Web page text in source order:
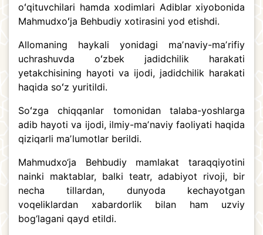
oʻqituvchilari hamda xodimlari Adiblar xiyobonida
Mahmudxoʻja Behbudiy xotirasini yod etishdi.
Allomaning haykali yonidagi maʼnaviy-maʼrifiy
uchrashuvda oʻzbek jadidchilik harakati
yetakchisining hayoti va ijodi, jadidchilik harakati
haqida soʻz yuritildi.
Soʻzga chiqqanlar tomonidan talaba-yoshlarga
adib hayoti va ijodi, ilmiy-maʼnaviy faoliyati haqida
qiziqarli maʼlumotlar berildi.
Mahmudxo‘ja Behbudiy mamlakat taraqqiyotini
nainki maktablar, balki teatr, adabiyot rivoji, bir
necha tillardan, dunyoda kechayotgan
voqeliklardan xabardorlik bilan ham uzviy
bog‘lagani qayd etildi.